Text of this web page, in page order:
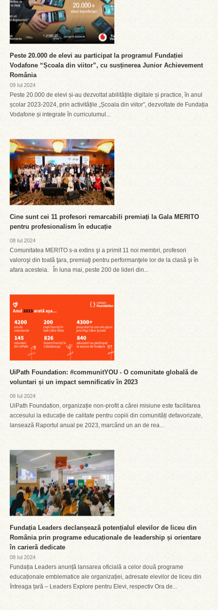
Peste 20.000 de elevi au participat la programul Fundației
Vodafone “Școala din viitor”, cu susținerea Junior Achievement
România
09 Iul 2024
Peste 20.000 de elevi și-au dezvoltat abilitățile digitale și practice, în anul
școlar 2023-2024, prin activitățile „Școala din viitor”, dezvoltate de Fundația
Vodafone și integrate în curriculumul...
Cine sunt cei 11 profesori remarcabili premiați la Gala MERITO
pentru profesionalism în educație
08 Iul 2024
Comunitatea MERITO s-a extins şi a primit 11 noi membri, profesori
valoroşi din toată ţara, premiaţi pentru performanţele lor de la clasă şi în
afara acesteia. În luna mai, peste 200 de lideri din...
UiPath Foundation: #communitYOU - O comunitate globală de
voluntari și un impact semnificativ în 2023
08 Iul 2024
UiPath Foundation, organizație non-profit a cărei misiune este facilitarea
accesului la educație de calitate pentru copiii din comunități defavorizate,
lansează Raportul anual pe 2023, marcând un an de rea...
Fundația Leaders declanșează potențialul elevilor de liceu din
România prin programe educaționale de leadership și orientare
în carieră dedicate
08 Iul 2024
Fundația Leaders anunță lansarea oficială a celor două programe
educaționale emblematice ale organizației, adresate elevilor de liceu din
întreaga țară – Leaders Explore pentru Elevi, respectiv Ora de...